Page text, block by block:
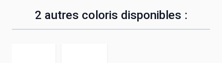
2 autres coloris disponibles :